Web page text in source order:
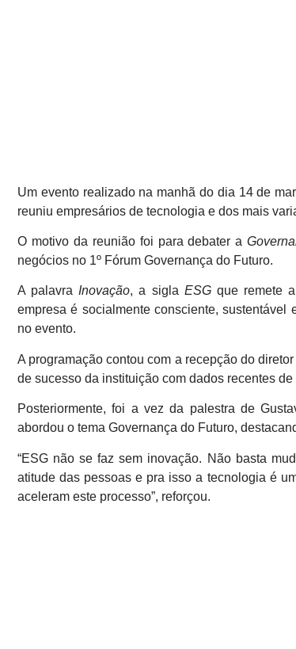
Um evento realizado na manhã do dia 14 de
reuniu empresários de tecnologia e dos mais
O motivo da reunião foi para debater a
negócios no 1º Fórum Governança do Futuro.
A palavra Inovação, a sigla ESGque remete a
empresa é socialmente consciente,
no evento.
A programação contou com a recepção do
de sucesso da instituição com dados recentes
Posteriormente, foi a vez da palestra de
abordou o tema Governança do Futuro,
“ESG não se faz sem inovação. Não basta
atitude das pessoas e pra isso a tecnologia é
aceleram este processo”, reforçou.